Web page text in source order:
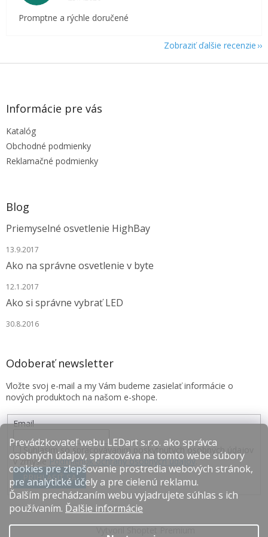
Prevádzkovateľ webu LEDart s.r.o. ako správca
osobných údajov, spracováva na tomto webe súbory
cookies pre zlepšovanie prostredia webových stránok,
pre analytické účely a pre cielenú reklamu.
Ďalším prechádzaním webu vyjadrujete súhlas s ich
používaním. Ďalšie informácie
Promptne a rýchle doručené
Zobraziť ďalšie recenzie
Z
Informácie pre vás
Katalóg
Obchodné podmienky
Reklamačné podmienky
Blog
Priemyselné osvetlenie HighBay
13.9.2017
Ako na správne osvetlenie v byte
12.1.2017
Ako si správne vybrať LED
30.8.2016
Odoberať newsletter
Vložte svoj e-mail a my Vám budeme zasielať informácie o
nových produktoch na našom e-shope.
Email
Súhlasím so spracovávaním poskytnutých osobných údajov
v zmysle Podmienok ochrany osobných údajov.
PRIHLÁSIŤ SA